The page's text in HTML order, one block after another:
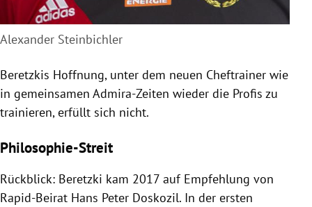
Alexander Steinbichler
Beretzkis Hoffnung, unter dem neuen Cheftrainer wie
in gemeinsamen Admira-Zeiten wieder die Profis zu
trainieren, erfüllt sich nicht.
Philosophie-Streit
Rückblick: Beretzki kam 2017 auf Empfehlung von
Rapid-Beirat Hans Peter Doskozil. In der ersten